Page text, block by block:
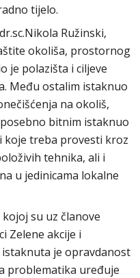
tijelo.
Ružinski,
okoliša, prostornog
je polazišta i ciljeve
Među ostalim istaknuo
na okoliš,
bitnim istaknuo
treba provesti kroz
tehnika, ali i
u jedinicama lokalne
su uz članove
Zelene akcije i
je opravdanost
problematika uređuje